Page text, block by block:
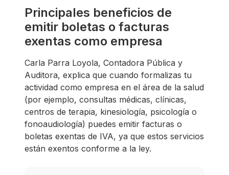
Principales beneficios de
emitir boletas o facturas
exentas como empresa
Carla Parra Loyola, Contadora Pública y
Auditora, explica que cuando formalizas tu
actividad como empresa en el área de la salud
(por ejemplo, consultas médicas, clínicas,
centros de terapia, kinesiología, psicología o
fonoaudiología) puedes emitir facturas o
boletas exentas de IVA, ya que estos servicios
están exentos conforme a la ley.